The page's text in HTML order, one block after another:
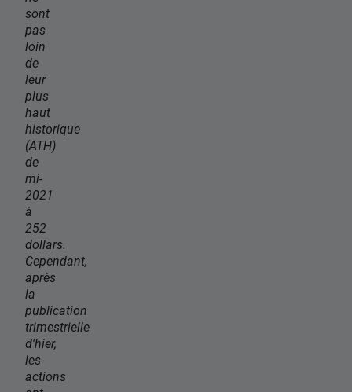
sont
pas
loin
de
leur
plus
haut
historique
(ATH)
de
mi-
2021
à
252
dollars.
Cependant,
après
la
publication
trimestrielle
d'hier,
les
actions